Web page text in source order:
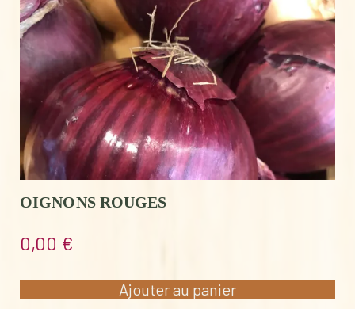
OIGNONS ROUGES
0,00 €
Ajouter au panier